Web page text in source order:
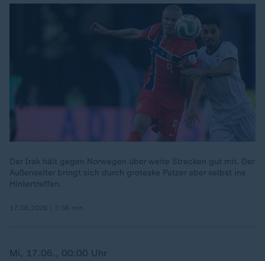
Der Irak hält gegen Norwegen über weite Strecken gut mit. Der
Außenseiter bringt sich durch groteske Patzer aber selbst ins
Hintertreffen.
Mi, 17.06., 00:00 Uhr